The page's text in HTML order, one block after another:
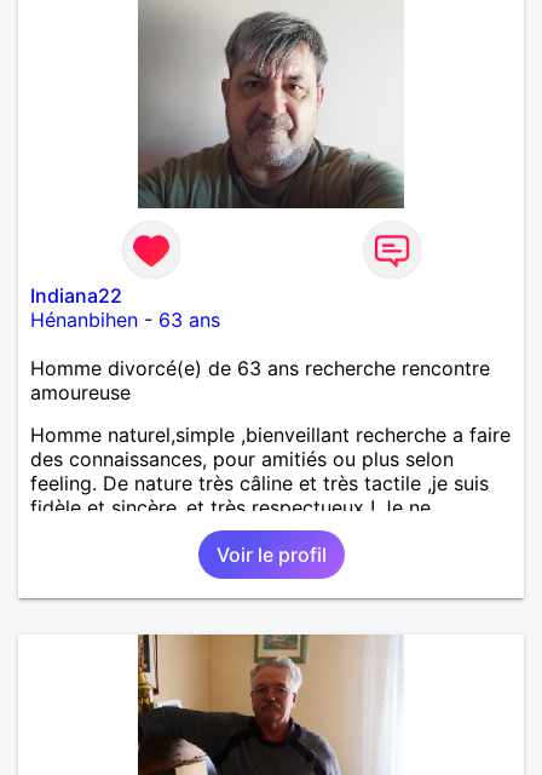
Indiana22
Hénanbihen - 63 ans
Homme divorcé(e) de 63 ans recherche rencontre
amoureuse
Homme naturel,simple ,bienveillant recherche a faire
des connaissances, pour amitiés ou plus selon
feeling. De nature très câline et très tactile ,je suis
fidèle et sincère.,et très respectueux ! Je ne
supporte pas le mensonge.Rien ne vaut une vraie
rencontre,pour échanger en toute simplicité,j'ai du
mal à prolonger des échanges virtuels Je suis plutôt
attiré par des femmes ayant la cinquantaine ,belles
naturellement ,sans fards ,ni excès A vous de jouer
Mesdames 😉
Voir le profil